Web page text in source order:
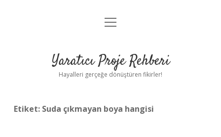
Anasayfa
Yasal Uyarı
menüyü
Yaratıcı Proje Rehberi
Hayalleri gerçeğe dönüştüren fikirler!
Etiket: Suda çıkmayan boya hangisi